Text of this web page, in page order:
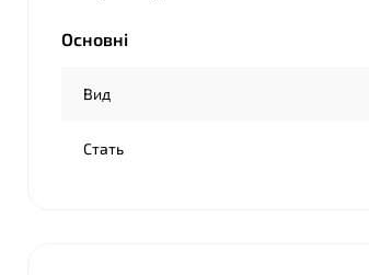
Основні
Вид
Стать